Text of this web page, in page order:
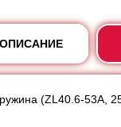
ОПИСАНИЕ
(ZL40.6-53A,